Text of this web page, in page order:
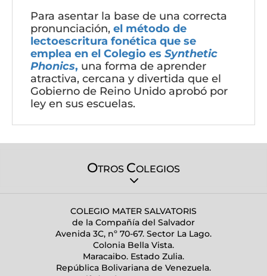
Para asentar la base de una correcta
pronunciación, el método de
lectoescritura fonética que se
emplea en el Colegio es Synthetic
Phonics, una forma de aprender
atractiva, cercana y divertida que el
Gobierno de Reino Unido aprobó por
ley en sus escuelas.
OTROS COLEGIOS
COLEGIO MATER SALVATORIS
de la Compañía del Salvador
Avenida 3C, nº 70-67. Sector La Lago.
Colonia Bella Vista.
Maracaibo. Estado Zulia.
República Bolivariana de Venezuela.